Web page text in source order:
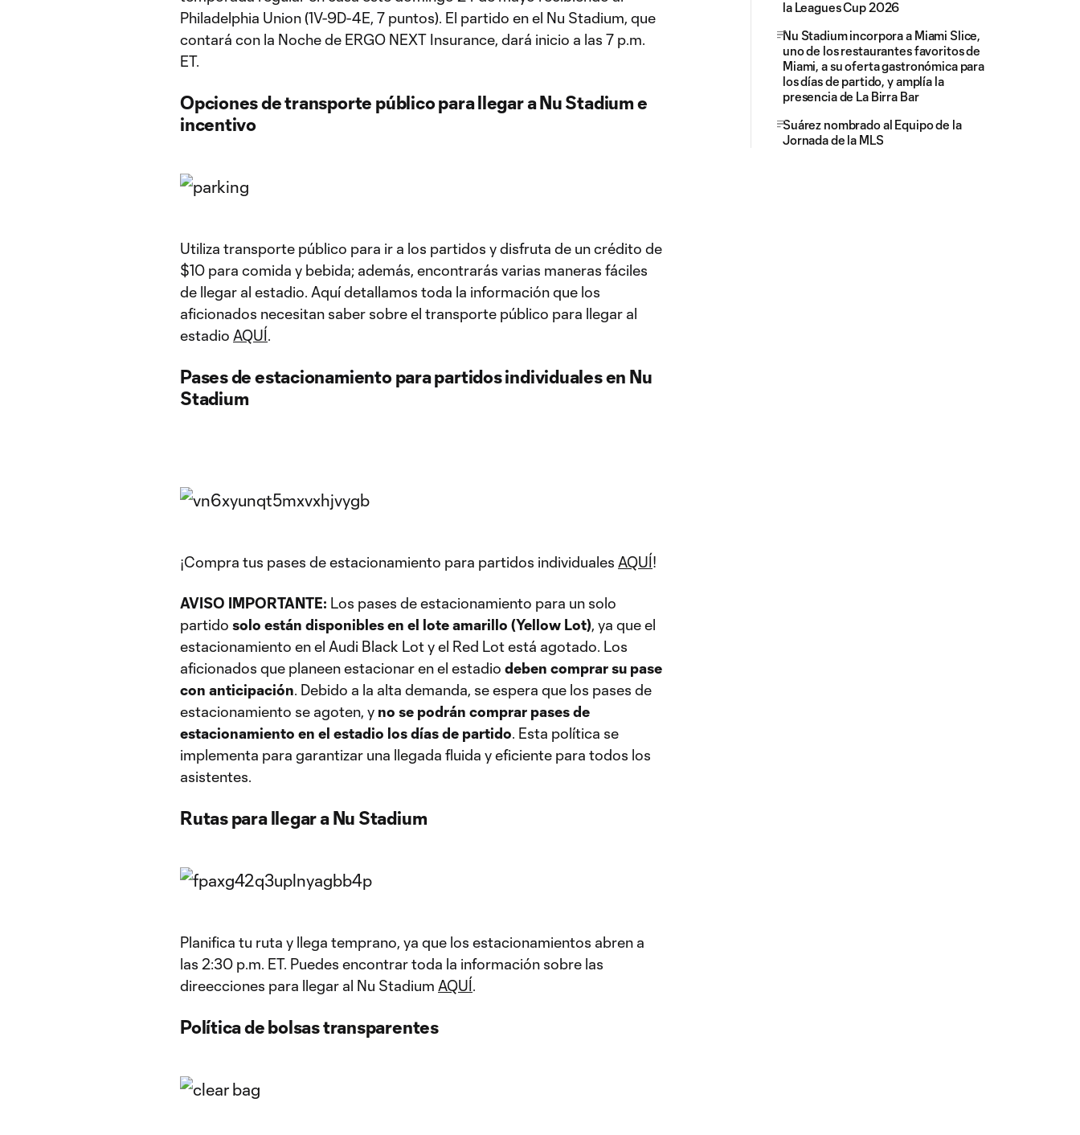
Philadelphia Union (1V-9D-4E, 7 puntos). El partido en el Nu Stadium, que
contará con la Noche de ERGO NEXT Insurance, dará inicio a las 7 p.m.
ET.
Opciones de transporte público para llegar a Nu Stadium e
incentivo
Utiliza transporte público para ir a los partidos y disfruta de un crédito de
$10 para comida y bebida; además, encontrarás varias maneras fáciles
de llegar al estadio. Aquí detallamos toda la información que los
aficionados necesitan saber sobre el transporte público para llegar al
estadio AQUÍ.
Pases de estacionamiento para partidos individuales en Nu
Stadium
¡Compra tus pases de estacionamiento para partidos individuales AQUÍ!
AVISO IMPORTANTE: Los pases de estacionamiento para un solo
partido solo están disponibles en el lote amarillo (Yellow Lot), ya que el
estacionamiento en el Audi Black Lot y el Red Lot está agotado. Los
aficionados que planeen estacionar en el estadio deben comprar su pase
con anticipación. Debido a la alta demanda, se espera que los pases de
estacionamiento se agoten, y no se podrán comprar pases de
estacionamiento en el estadio los días de partido. Esta política se
implementa para garantizar una llegada fluida y eficiente para todos los
asistentes.
Rutas para llegar a Nu Stadium
Planifica tu ruta y llega temprano, ya que los estacionamientos abren a
las 2:30 p.m. ET. Puedes encontrar toda la información sobre las
direecciones para llegar al Nu Stadium AQUÍ.
Política de bolsas transparentes
la Leagues Cup 2026
Nu Stadium incorpora a Miami Slice,
uno de los restaurantes favoritos de
Miami, a su oferta gastronómica para
los días de partido, y amplía la
presencia de La Birra Bar
Suárez nombrado al Equipo de la
Jornada de la MLS